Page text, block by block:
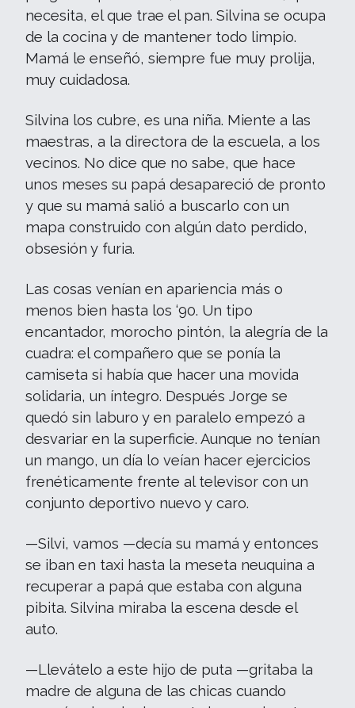
necesita, el que trae el pan. Silvina se ocupa
de la cocina y de mantener todo limpio.
Mamá le enseñó, siempre fue muy prolija,
muy cuidadosa.
Silvina los cubre, es una niña. Miente a las
maestras, a la directora de la escuela, a los
vecinos. No dice que no sabe, que hace
unos meses su papá desapareció de pronto
y que su mamá salió a buscarlo con un
mapa construido con algún dato perdido,
obsesión y furia.
Las cosas venían en apariencia más o
menos bien hasta los ‘90. Un tipo
encantador, morocho pintón, la alegría de la
cuadra: el compañero que se ponía la
camiseta si había que hacer una movida
solidaria, un íntegro. Después Jorge se
quedó sin laburo y en paralelo empezó a
desvariar en la superficie. Aunque no tenían
un mango, un día lo veían hacer ejercicios
frenéticamente frente al televisor con un
conjunto deportivo nuevo y caro.
—Silvi, vamos —decía su mamá y entonces
se iban en taxi hasta la meseta neuquina a
recuperar a papá que estaba con alguna
pibita. Silvina miraba la escena desde el
auto.
—Llevátelo a este hijo de puta —gritaba la
madre de alguna de las chicas cuando